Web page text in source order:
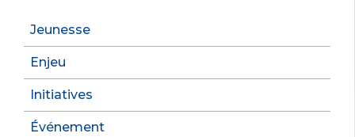
Jeunesse
Enjeu
Initiatives
Événement